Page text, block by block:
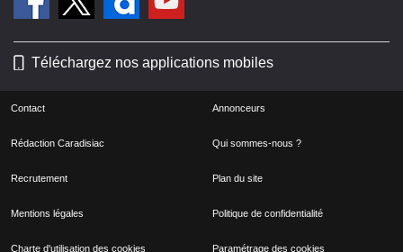
Téléchargez nos applications mobiles
Contact Annonceurs
Rédaction Caradisiac Qui sommes-nous ?
Recrutement Plan du site
Mentions légales Politique de confidentialité
Charte d'utilisation des cookies Paramétrage des cookies